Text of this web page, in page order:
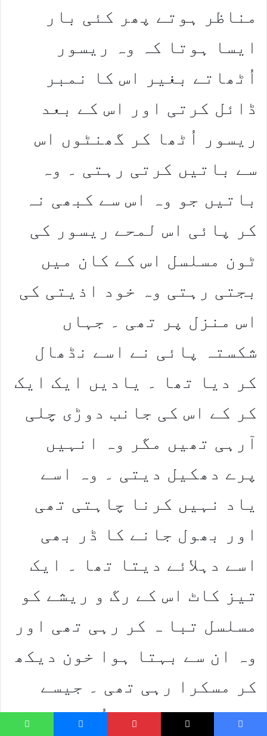
مناظر ہوتے پھر کئی بار
ایسا ہوتا کہ وہ ریسور
اُٹھاتے بغیر اس کا نمبر
ڈائل کرتی اور اس کے بعد
ریسور اُٹھا کر گھنٹوں اس
سے باتیں کرتی رہتی ۔ وہ
باتیں جو وہ اس سے کبھی نہ
کر پائی اس لمحے ریسور کی
ٹون مسلسل اس کے کان میں
بجتی رہتی وہ خود اذیتی کی
اس منزل پر تھی ۔ جہاں
شکستہ پائی نے اسے نڈھال
کر دیا تھا ۔ یادیں ایک ایک
کر کے اس کی جانب دوڑی چلی
آرہی تھیں مگر وہ انہیں
پرے دھکیل دیتی ۔ وہ اسے
یاد نہیں کرنا چاہتی تھی
اور بھول جانے کا ڈر بھی
اسے دہلائے دیتا تھا ۔ ایک
تیز کاٹ اس کے رگ و ریشے کو
مسلسل تبا ہ کر رہی تھی اور
وہ ان سے بہتا ہوا خون دیکھ
کر مسکرا رہی تھی ۔ جیسے
اپنی تڑپ کا لطف اُٹھا رہی